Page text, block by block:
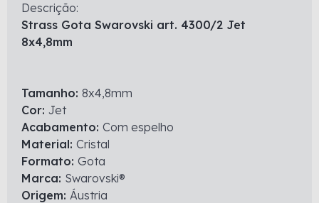
Descrição:
Strass Gota Swarovski art. 4300/2 Jet
8x4,8mm
Tamanho: 8x4,8mm
Cor: Jet
Acabamento: Com espelho
Material: Cristal
Formato: Gota
Marca: Swarovski®
Origem: Áustria